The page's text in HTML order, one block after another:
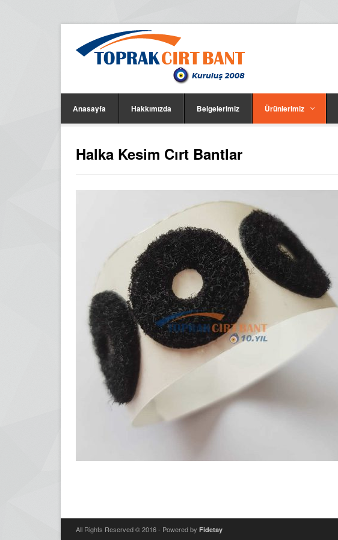
Anasayfa Hakkımızda Belgelerimiz Ürünlerimiz
Halka Kesim Cırt Bantlar
All Rights Reserved © 2016 - Powered by Fidetay